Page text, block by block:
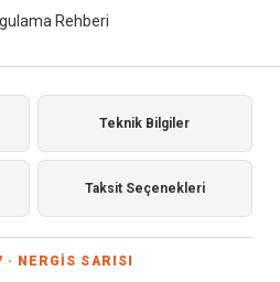
Rehberi
Teknik Bilgiler
Taksit Seçenekleri
· NERGİS SARISI